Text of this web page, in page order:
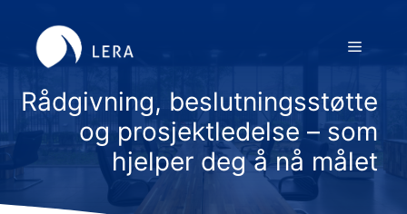
innhold
Meny
Rådgivning, beslutningsstøtte
og prosjektledelse – som
hjelper deg å nå målet